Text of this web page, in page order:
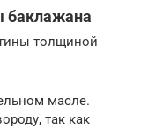
баклажана
толщиной
масле.
так как